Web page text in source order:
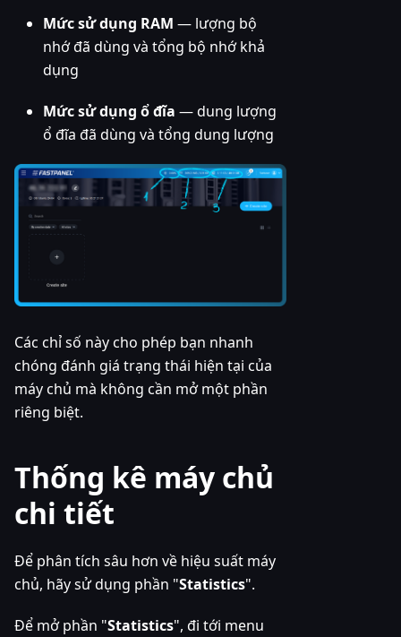
Mức sử dụng RAM — lượng bộ
nhớ đã dùng và tổng bộ nhớ khả
dụng
Mức sử dụng ổ đĩa — dung lượng
ổ đĩa đã dùng và tổng dung lượng
Các chỉ số này cho phép bạn nhanh
chóng đánh giá trạng thái hiện tại của
máy chủ mà không cần mở một phần
riêng biệt.
Thống kê máy chủ
chi tiết
Để phân tích sâu hơn về hiệu suất máy
chủ, hãy sử dụng phần "Statistics".
Để mở phần "Statistics", đi tới menu